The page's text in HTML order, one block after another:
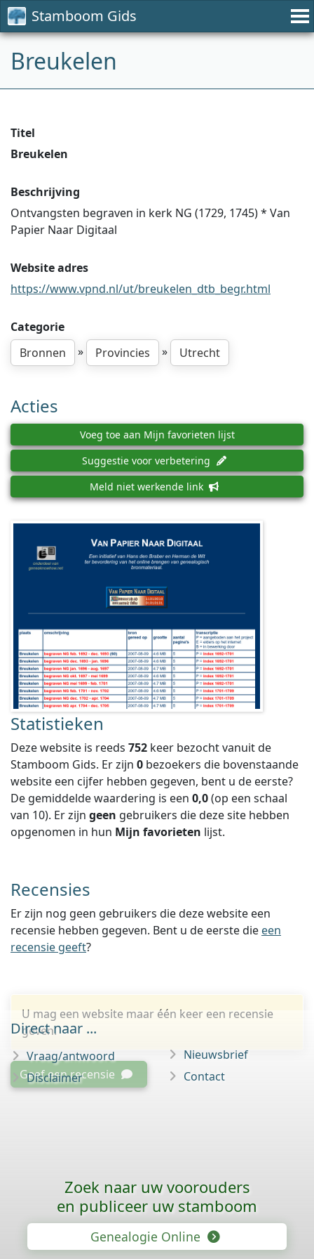
Stamboom Gids
Breukelen
Titel
Breukelen
Beschrijving
Ontvangsten begraven in kerk NG (1729, 1745) * Van
Papier Naar Digitaal
Website adres
https://www.vpnd.nl/ut/breukelen_dtb_begr.html
Categorie
Bronnen
» Provincies » Utrecht
Acties
Voeg toe aan Mijn favorieten lijst
Suggestie voor verbetering
Meld niet werkende link
Statistieken
Deze website is reeds 752 keer bezocht vanuit de
Stamboom Gids. Er zijn 0 bezoekers die bovenstaande
website een cijfer hebben gegeven, bent u de eerste?
De gemiddelde waardering is een 0,0(op een schaal
van 10). Er zijn geen gebruikers die deze site hebben
opgenomen in hun Mijn favorieten lijst.
Recensies
Er zijn nog geen gebruikers die deze website een
recensie hebben gegeven. Bent u de eerste die een
recensie geeft?
U mag een website maar één keer een recensie
geven.
Geef een recensie
Direct naar ...
Vraag/antwoord
Disclaimer
Nieuwsbrief
Contact
Zoek naar uw voorouders
en publiceer uw stamboom
Genealogie Online